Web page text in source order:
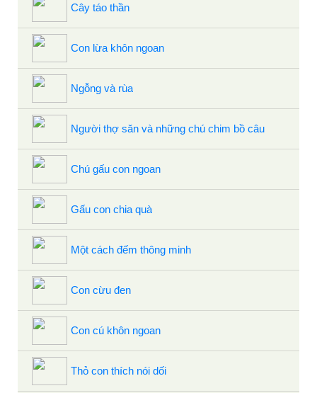
Cây táo thần
Con lừa khôn ngoan
Ngỗng và rùa
Người thợ săn và những chú chim bồ câu
Chú gấu con ngoan
Gấu con chia quà
Một cách đếm thông minh
Con cừu đen
Con cú khôn ngoan
Thỏ con thích nói dối